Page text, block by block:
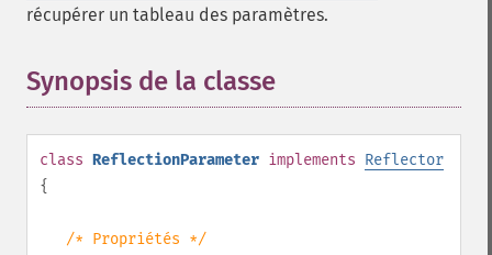
récupérer un tableau des paramètres.
Synopsis de la classe
class ReflectionParameter implements Reflector
{
/* Propriétés */